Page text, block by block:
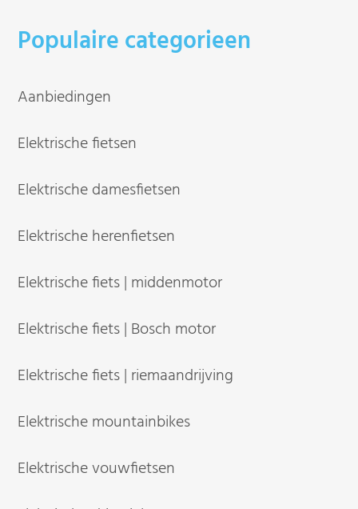
Populaire categorieen
Aanbiedingen
Elektrische fietsen
Elektrische damesfietsen
Elektrische herenfietsen
Elektrische fiets | middenmotor
Elektrische fiets | Bosch motor
Elektrische fiets | riemaandrijving
Elektrische mountainbikes
Elektrische vouwfietsen